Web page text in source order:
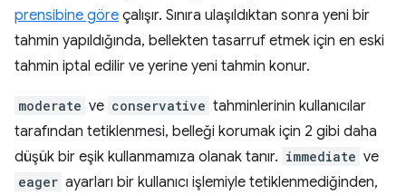
prensibine göre çalışır. Sınıra ulaşıldıktan sonra yeni bir
tahmin yapıldığında, bellekten tasarruf etmek için en eski
tahmin iptal edilir ve yerine yeni tahmin konur.
moderate ve conservative tahminlerinin kullanıcılar
tarafından tetiklenmesi, belleği korumak için 2 gibi daha
düşük bir eşik kullanmamıza olanak tanır. immediate ve
eager ayarları bir kullanıcı işlemiyle tetiklenmediğinden,